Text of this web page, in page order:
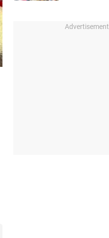
Advertisement